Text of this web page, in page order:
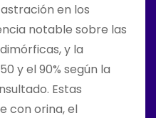
en los
notable sobre las
y la
y el 90% según la
Estas
con orina, el